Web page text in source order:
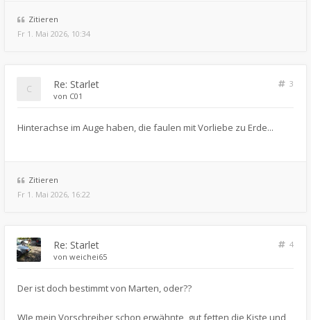
Zitieren
Fr 1. Mai 2026, 10:34
Re: Starlet
3
von C01
Hinterachse im Auge haben, die faulen mit Vorliebe zu Erde...
Zitieren
Fr 1. Mai 2026, 16:22
Re: Starlet
4
von weichei65
Der ist doch bestimmt von Marten, oder??
WIe mein Vorschreiber schon erwähnte, gut fetten die Kiste und